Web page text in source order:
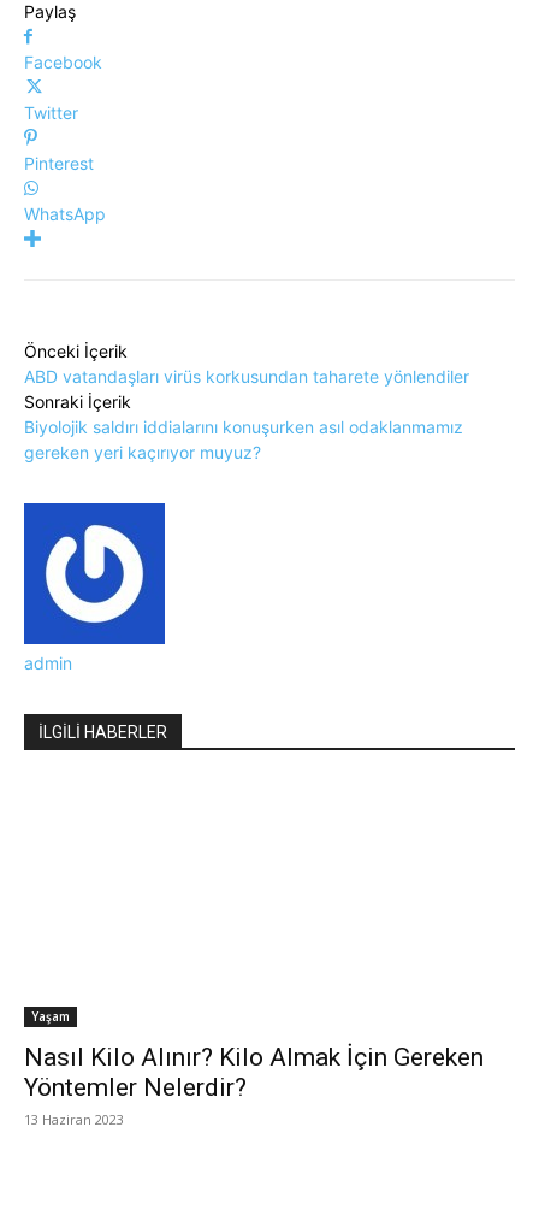
Paylaş
Facebook
Twitter
Pinterest
WhatsApp
Önceki İçerik
ABD vatandaşları virüs korkusundan taharete yönlendiler
Sonraki İçerik
Biyolojik saldırı iddialarını konuşurken asıl odaklanmamız
gereken yeri kaçırıyor muyuz?
admin
İLGİLİ HABERLER
Yaşam
Nasıl Kilo Alınır? Kilo Almak İçin Gereken
Yöntemler Nelerdir?
13 Haziran 2023